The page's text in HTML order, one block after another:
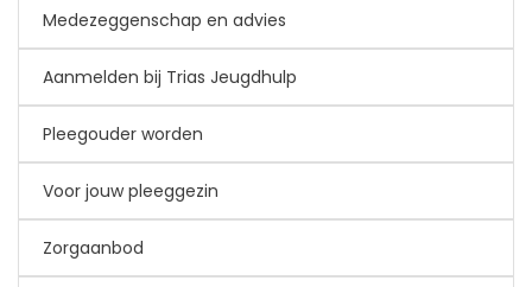
Medezeggenschap en advies
Aanmelden bij Trias Jeugdhulp
Pleegouder worden
Voor jouw pleeggezin
Zorgaanbod